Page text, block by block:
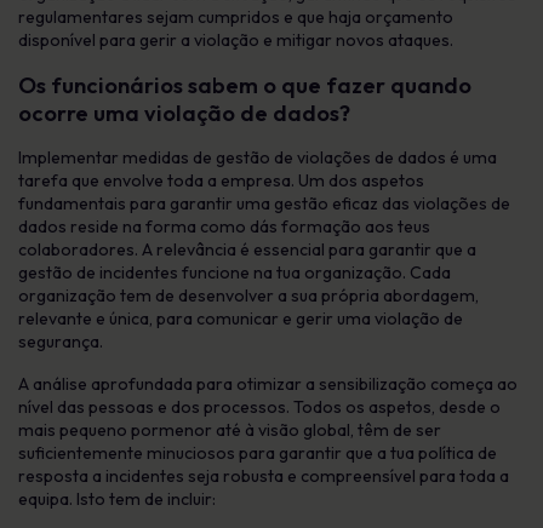
regulamentares sejam cumpridos e que haja orçamento
disponível para gerir a violação e mitigar novos ataques.
Os funcionários sabem o que fazer quando
ocorre uma violação de dados?
Implementar medidas de gestão de violações de dados é uma
tarefa que envolve toda a empresa. Um dos aspetos
fundamentais para garantir uma gestão eficaz das violações de
dados reside na forma como dás formação aos teus
colaboradores. A relevância é essencial para garantir que a
gestão de incidentes funcione na tua organização. Cada
organização tem de desenvolver a sua própria abordagem,
relevante e única, para comunicar e gerir uma violação de
segurança.
A análise aprofundada para otimizar a sensibilização começa ao
nível das pessoas e dos processos. Todos os aspetos, desde o
mais pequeno pormenor até à visão global, têm de ser
suficientemente minuciosos para garantir que a tua política de
resposta a incidentes seja robusta e compreensível para toda a
equipa. Isto tem de incluir: